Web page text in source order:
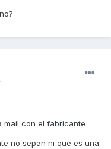
mail con el fabricante
no sepan ni que es una